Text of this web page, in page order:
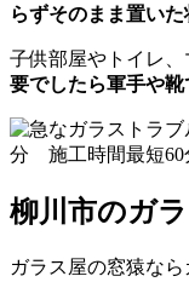
らずそのまま置いた
子供部屋やトイレ
要でしたら軍手や靴
柳川市のガ
ガラス屋の窓猿な